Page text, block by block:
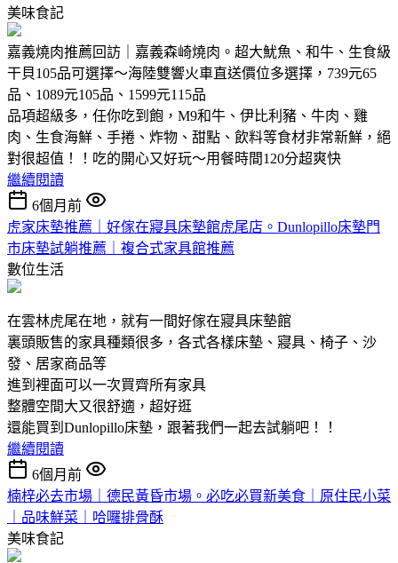
美味食記
嘉義燒肉推薦回訪｜嘉義森崎燒肉。超大魷魚、和牛、生食級
干貝105品可選擇～海陸雙響火車直送價位多選擇，739元65
品、1089元105品、1599元115品
品項超級多，任你吃到飽，M9和牛、伊比利豬、牛肉、雞
肉、生食海鮮、手捲、炸物、甜點、飲料等食材非常新鮮，絕
對很超值！！吃的開心又好玩～用餐時間120分超爽快
繼續閱讀
6個月前
虎家床墊推薦｜好傢在寢具床墊館虎尾店。Dunlopillo床墊門
市床墊試躺推薦｜複合式家具館推薦
數位生活
在雲林虎尾在地，就有一間好傢在寢具床墊館
裏頭販售的家具種類很多，各式各樣床墊、寢具、椅子、沙
發、居家商品等
進到裡面可以一次買齊所有家具
整體空間大又很舒適，超好逛
還能買到Dunlopillo床墊，跟著我們一起去試躺吧！！
繼續閱讀
6個月前
楠梓必去市場｜德民黃昏市場。必吃必買新美食｜原住民小菜
｜品味鮮菜｜哈囉排骨酥
美味食記